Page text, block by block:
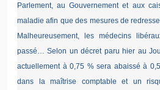
Parlement, au Gouvernement et aux
maladie afin que des mesures de
Malheureusement, les médecins
passé… Selon un décret paru hier au
actuellement à 0,75 % sera abaissé à
dans la maîtrise comptable et un